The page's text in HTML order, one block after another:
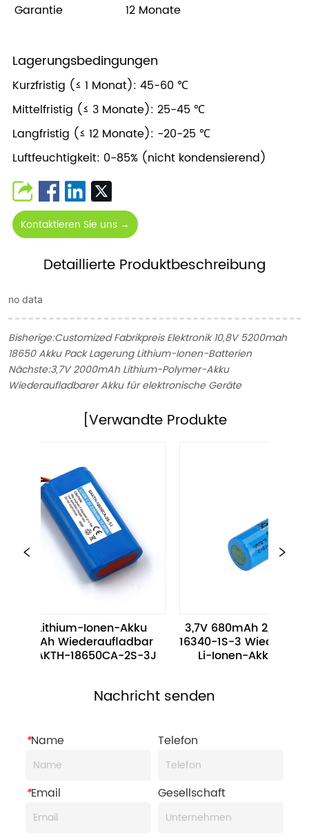
Garantie
12 Monate
Lagerungsbedingungen
Kurzfristig (≤ 1 Monat): 45-60 ℃
Mittelfristig (≤ 3 Monate): 25-45 ℃
Langfristig (≤ 12 Monate): -20-25 ℃
Luftfeuchtigkeit: 0-85% (nicht kondensierend)
Kontaktieren Sie uns →
Detaillierte Produktbeschreibung
no data
Bisherige:Customized Fabrikpreis Elektronik 10,8V 5200mah
18650 Akku Pack Lagerung Lithium-Ionen-Batterien
Nächste:3,7V 2000mAh Lithium-Polymer-Akku
Wiederaufladbarer Akku für elektronische Geräte
[Verwandte Produkte
V Lithium-Ionen-Akku
Wiederaufladbar
BAKTH-18650CA-2S-3J
3,7V 680mAh 2,52Wh
16340-1S-3
Li-Ionen-Akku für kleine
Nachricht senden
*Name Telefon
*Email Gesellschaft